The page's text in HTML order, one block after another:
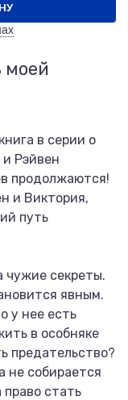
моей
в серии о
Рэйвен
продолжаются!
и Виктория,
путь
чужие секреты.
явным.
у нее есть
в особняке
предательство?
не собирается
право стать